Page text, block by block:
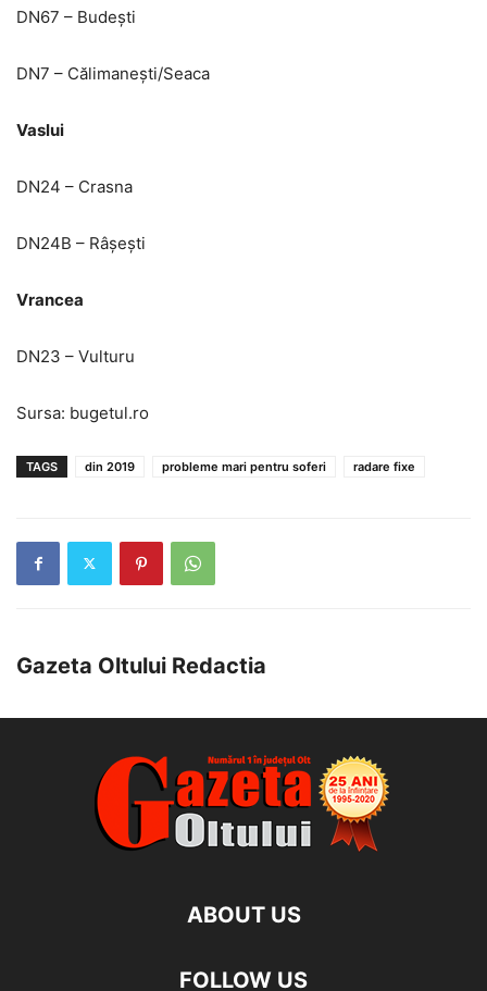
DN67 – Budești
DN7 – Călimanești/Seaca
Vaslui
DN24 – Crasna
DN24B – Râșești
Vrancea
DN23 – Vulturu
Sursa: bugetul.ro
TAGS din 2019 probleme mari pentru soferi radare fixe
Gazeta Oltului Redactia
ABOUT US
FOLLOW US